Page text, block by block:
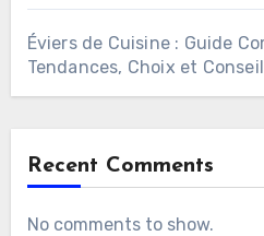
Éviers de Cuisine : Guide
Tendances, Choix et
Recent Comments
No comments to show.